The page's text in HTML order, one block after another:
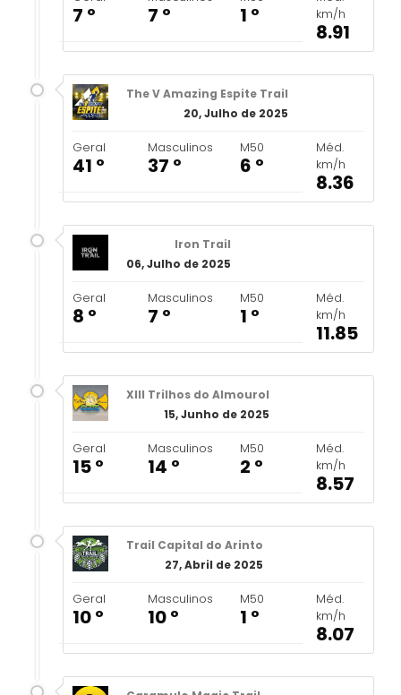
7 º 7 º 1 º
km/h
8.91
The V Amazing Espite Trail
20, Julho de 2025
Geral
41 º
Masculinos
37 º
M50
6 º
Méd.
km/h
8.36
Iron Trail
06, Julho de 2025
Geral
8 º
Masculinos
7 º
M50
1 º
Méd.
km/h
11.85
XIII Trilhos do Almourol
15, Junho de 2025
Geral
15 º
Masculinos
14 º
M50
2 º
Méd.
km/h
8.57
Trail Capital do Arinto
27, Abril de 2025
Geral
10 º
Masculinos
10 º
M50
1 º
Méd.
km/h
8.07